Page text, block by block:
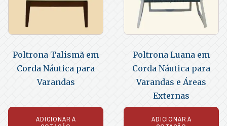
Poltrona Talismã em
Corda Náutica para
Varandas
ADICIONAR À
Poltrona Luana em
Corda Náutica para
Varandas e Áreas
Externas
ADICIONAR À